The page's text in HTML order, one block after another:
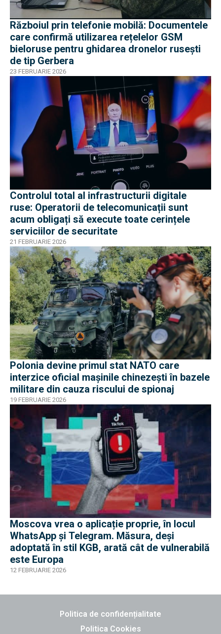
Războiul prin telefonie mobilă: Documentele
care confirmă utilizarea rețelelor GSM
bieloruse pentru ghidarea dronelor rusești
de tip Gerbera
23 FEBRUARIE 2026
Controlul total al infrastructurii digitale
ruse: Operatorii de telecomunicații sunt
acum obligați să execute toate cerințele
serviciilor de securitate
21 FEBRUARIE 2026
Polonia devine primul stat NATO care
interzice oficial mașinile chinezești în bazele
militare din cauza riscului de spionaj
19 FEBRUARIE 2026
Moscova vrea o aplicație proprie, în locul
WhatsApp și Telegram. Măsura, deși
adoptată în stil KGB, arată cât de vulnerabilă
este Europa
12 FEBRUARIE 2026
Politica de confidențialitate
Politica Cookies